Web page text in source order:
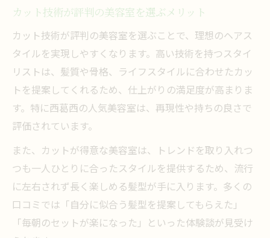
カット技術が評判の美容室を選ぶメリット
カット技術が評判の美容室を選ぶことで、理想のヘアス
タイルを実現しやすくなります。高い技術を持つスタイ
リストは、髪質や骨格、ライフスタイルに合わせたカッ
トを提案してくれるため、仕上がりの満足度が高まりま
す。特に西葛西の人気美容室は、再現性や持ちの良さで
評価されています。
また、カットが得意な美容室は、トレンドを取り入れつ
つも一人ひとりに合ったスタイルを提供するため、流行
に左右されず長く楽しめる髪型が手に入ります。多くの
口コミでは「自分に似合う髪型を提案してもらえた」
「毎朝のセットが楽になった」といった体験談が見受け